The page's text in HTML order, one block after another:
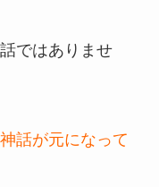
ではありませ
話が元になって